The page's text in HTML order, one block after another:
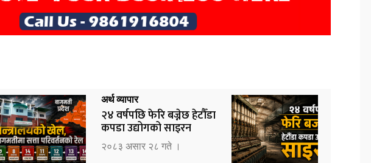
अर्थ व्यापार
२४ वर्षपछि फेरि बज्नेछ हेटौँडा
कपडा उद्योगको साइरन
२०८३ असार २८ गते ।